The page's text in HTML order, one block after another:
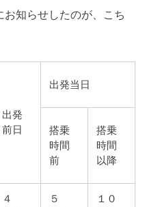
知らせしたのが、こち
出発
前日
出発当日
搭乗
時間
前
搭乗
時間
以降
４
５
１０